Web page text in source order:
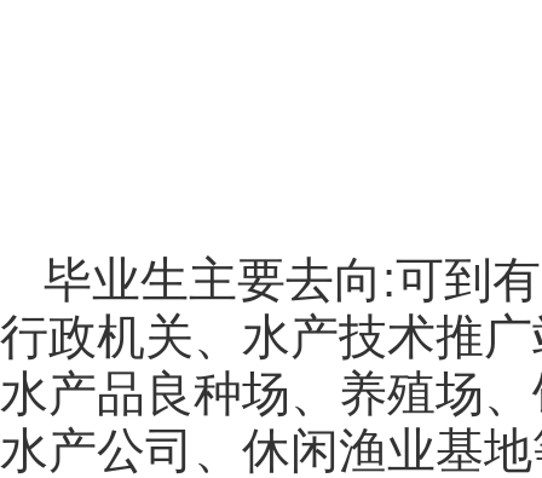
毕业生主要去向:可到
行政机关、水产技术推
水产品良种场、养殖场
水产公司、休闲渔业基